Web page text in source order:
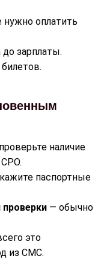
нужно оплатить
зарплаты.
наличие
паспортные
— обычно
это
из СМС.